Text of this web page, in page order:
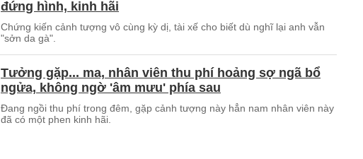
đứng hình, kinh hãi
Chứng kiến cảnh tượng vô cùng kỳ dị, tài xế cho biết dù nghĩ lại anh vẫn
"sởn da gà".
Tưởng gặp... ma, nhân viên thu phí hoảng sợ ngã bổ
ngửa, không ngờ 'âm mưu' phía sau
Đang ngồi thu phí trong đêm, gặp cảnh tượng này hẳn nam nhân viên này
đã có một phen kinh hãi.